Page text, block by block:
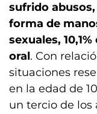
sufrido
forma de
sexuales,
oral. Con
situaciones
en la edad de
un tercio de los